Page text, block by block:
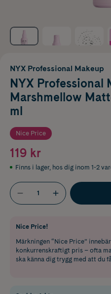
NYX Professional Makeup
NYX Professional
Marshmellow
ml
Nice Price
119 kr
Finns i lager, hos dig inom 1-2
Nice Price!
Märkningen “Nice Price”
konkurrenskraftigt pris – ofta
ska känna dig trygg med att du